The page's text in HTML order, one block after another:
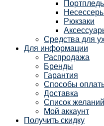
Рюкзаки
Средства для
Для информации
Распродажа
Бренды
Гарантия
Способы
Доставка
Список желаний
Мой аккаунт
Получить скидку